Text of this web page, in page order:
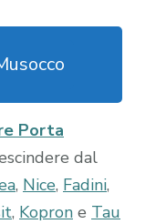
Porta
dal
, Nice, Fadini,
, Kopron e Tau